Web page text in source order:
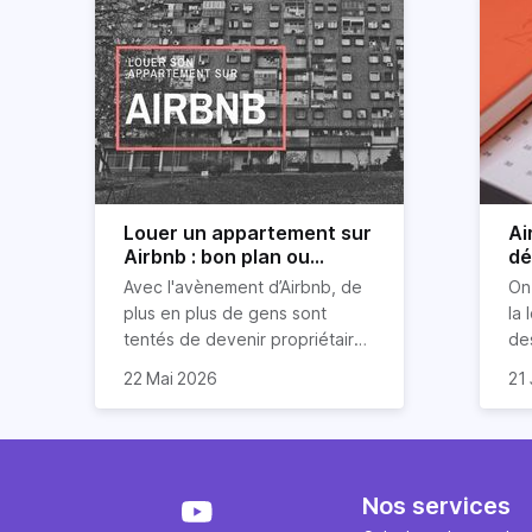
Louer un appartement sur
Airbnb : bon plan ou
mauvaise idée
Avec l'avènement d’Airbnb, de
plus en plus de gens sont
tentés de devenir propriétaires
Paris qui sont des meublés
Louer en airbnb, est-ce
rentable ? Quels sont les frais à
22 Mai 2026
la
21
Nos services